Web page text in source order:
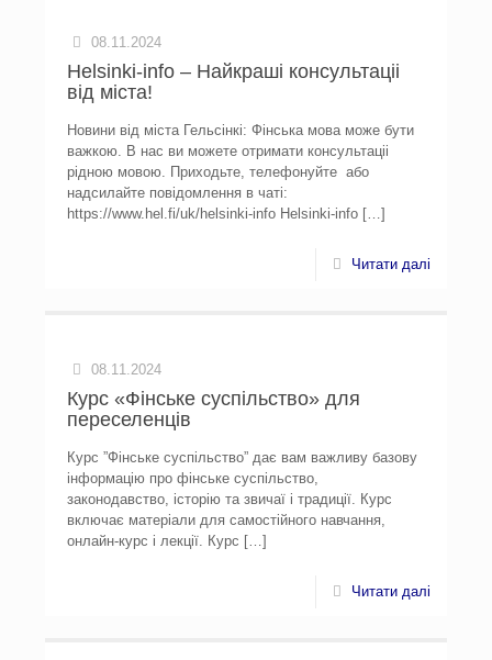
08.11.2024
Helsinki-info – Найкраші консультаціі
від міста!
Новини від міста Гельсінкі: Фінська мова може бути
важкою. В нас ви можете отримати консультаціі
рідною мовою. Приходьте, телефонуйте або
надсилайте повідомлення в чаті:
https://www.hel.fi/uk/helsinki-info Helsinki-info […]
Читати далі
08.11.2024
Курс «Фінське суспільство» для
переселенців
Курс ”Фінське суспільство” дає вам важливу базову
інформацію про фінське суспільство,
законодавство, історію та звичаї і традиції. Курс
включає матеріали для самостійного навчання,
онлайн-курс і лекції. Курс […]
Читати далі